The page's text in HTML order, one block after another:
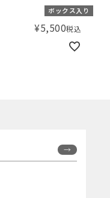
ボックス入り
¥5,500税込
リ